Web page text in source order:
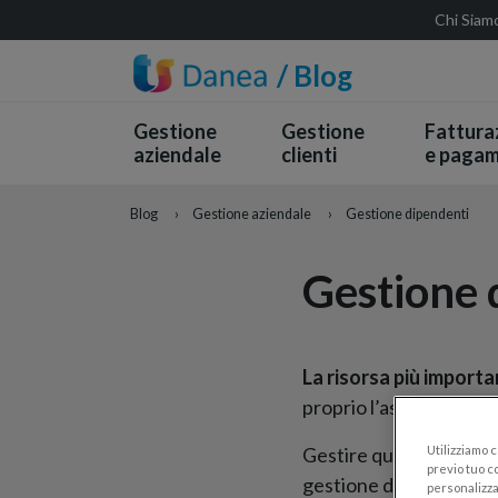
Chi
/ Blog
Gestione
aziendale
Gestione
clienti
e
Blog › Gestione aziendale › Gestione dipendenti
Gestione
La risorsa più
proprio l’aspetto
Gestire questa
gestione delle
Utilizziamo
previo tuo